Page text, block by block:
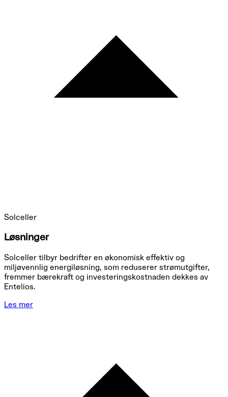
Solceller
Løsninger
Solceller tilbyr bedrifter en økonomisk effektiv og
miljøvennlig energiløsning, som reduserer strømutgifter,
fremmer bærekraft og investeringskostnaden dekkes av
Entelios.
Les mer